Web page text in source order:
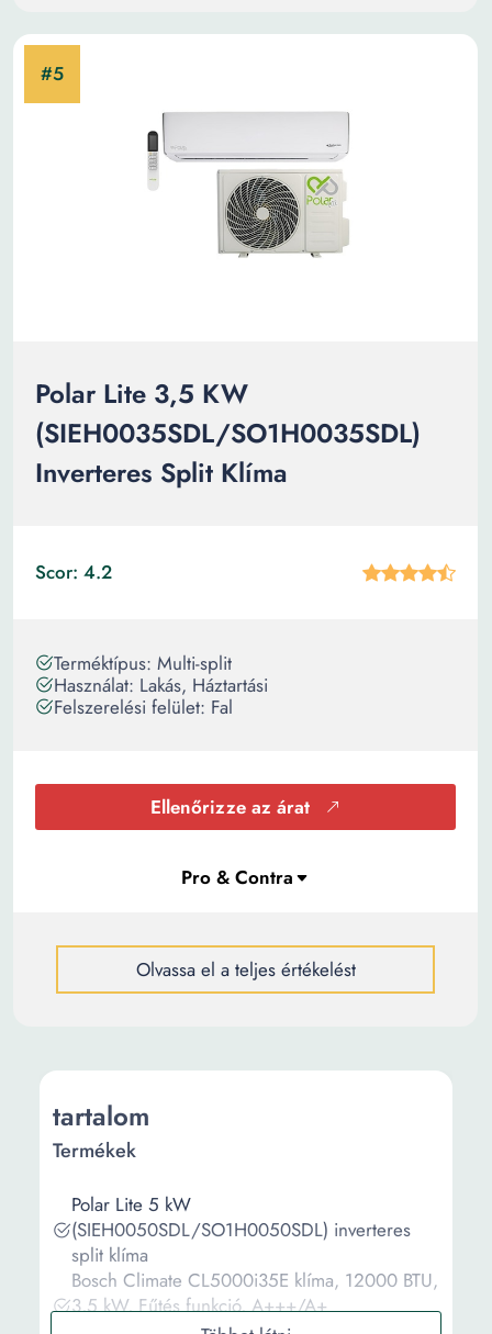
Polar Lite 3,5 KW
(SIEH0035SDL/SO1H0035SDL)
Inverteres Split Klíma
Scor: 4.2
Terméktípus: Multi-split
Használat: Lakás, Háztartási
Felszerelési felület: Fal
Ellenőrizze az árat
Olvassa el a teljes értékelést
tartalom
Termékek
Polar Lite 5 kW
(SIEH0050SDL/SO1H0050SDL) inverteres
split klíma
Bosch Climate CL5000i35E klíma, 12000 BTU,
3,5 kW, Fűtés funkció, A+++/A+